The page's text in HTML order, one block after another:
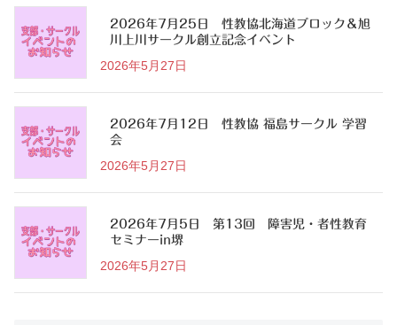
2026年7月25日 性教協北海道ブロック＆旭
川上川サークル創立記念イベント
2026年5月27日
2026年7月12日 性教協 福島サークル 学習
会
2026年5月27日
2026年7月5日 第13回 障害児・者性教育
セミナーin堺
2026年5月27日